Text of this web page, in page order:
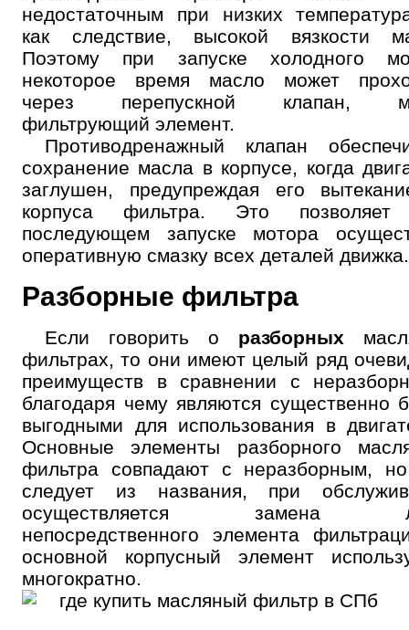
недостаточным при низких
как следствие, высокой вязкости
Поэтому при запуске холодного
некоторое время масло может
через перепускной клапан,
фильтрующий элемент.
Противодренажный клапан
сохранение масла в корпусе, когда
заглушен, предупреждая его
корпуса фильтра. Это
последующем запуске мотора
оперативную смазку всех деталей движка.
Разборные фильтра
Если говорить о разборных
фильтрах, то они имеют целый ряд
преимуществ в сравнении с
благодаря чему являются существенно
выгодными для использования в
Основные элементы разборного
фильтра совпадают с неразборным,
следует из названия, при
осуществляется замена
непосредственного элемента
основной корпусный элемент
многократно.